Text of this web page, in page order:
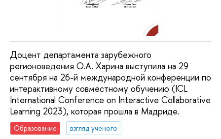
Доцент департамента зарубежного
регионоведения О.А. Харина выступила на 29
сентября на 26-й международной конференции по
интерактивному совместному обучению (ICL
International Conference on Interactive Collaborative
Learning 2023), которая прошла в Мадриде.
Образование
взгляд ученого